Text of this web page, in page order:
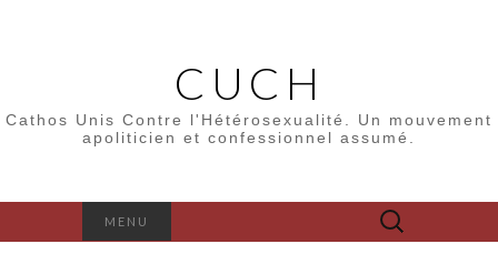
CUCH
Cathos Unis Contre l'Hétérosexualité. Un mouvement
apoliticien et confessionnel assumé.
MENU Rechercher :